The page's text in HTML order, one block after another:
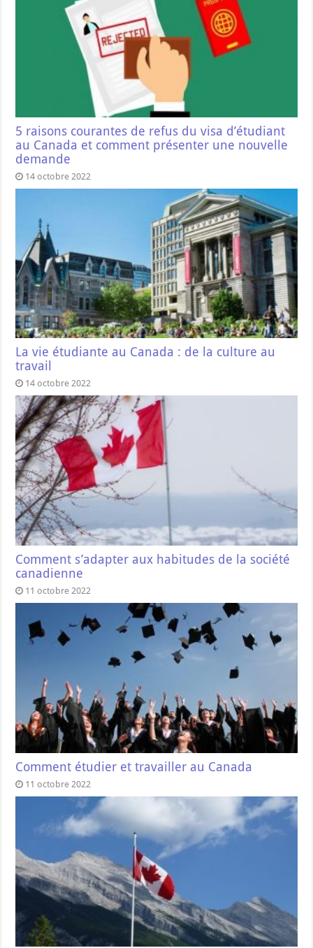
5 raisons courantes de refus du visa d’étudiant
au Canada et comment présenter une nouvelle
demande
14 octobre 2022
La vie étudiante au Canada : de la culture au
travail
14 octobre 2022
Comment s’adapter aux habitudes de la société
canadienne
11 octobre 2022
Comment étudier et travailler au Canada
11 octobre 2022